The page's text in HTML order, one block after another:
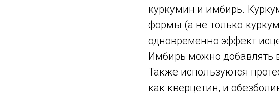
куркумин и имбирь.
формы (а не только
одновременно эффект
Имбирь можно добавлять
Также используются
как кверцетин, и